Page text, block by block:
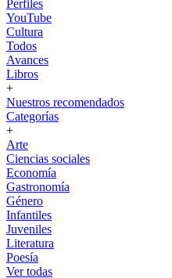
Perfiles
YouTube
Cultura
Todos
Avances
Libros
+
Nuestros recomendados
Categorías
+
Arte
Ciencias sociales
Economía
Gastronomía
Género
Infantiles
Juveniles
Literatura
Poesía
Ver todas